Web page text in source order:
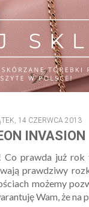
14 CZERWCA 2013
INVASION
prawda już
prawdziwy
możemy
Wam, że na